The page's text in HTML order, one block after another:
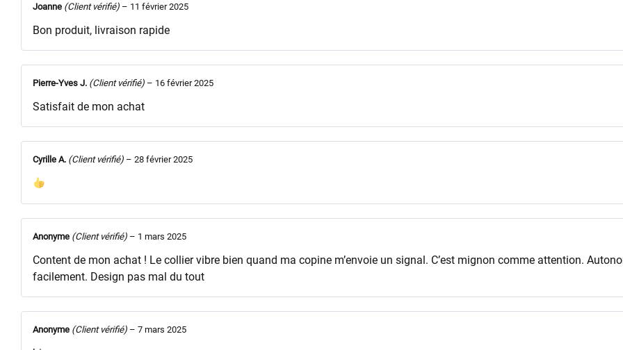
Joanne (Client vérifié) – 11 février 2025
Bon produit, livraison rapide
Pierre-Yves J. (Client vérifié) – 16 février 2025
Satisfait de mon achat
Cyrille A. (Client vérifié) – 28 février 2025
Anonyme (Client vérifié) – 1 mars 2025
Content de mon achat ! Le collier vibre bien quand ma copine m’envoie un signal. C’est mignon comme attention.
facilement. Design pas mal du tout
Anonyme (Client vérifié) – 7 mars 2025